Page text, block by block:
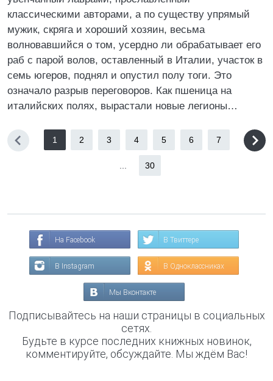
классическими авторами, а по существу упрямый
мужик, скряга и хороший хозяин, весьма
волновавшийся о том, усердно ли обрабатывает его
раб с парой волов, оставленный в Италии, участок в
семь югеров, поднял и опустил полу тоги. Это
означало разрыв переговоров. Как пшеница на
италийских полях, вырастали новые легионы…
1 2 3 4 5 6 7
30
На Facebook В Твиттере
В Instagram В Одноклассниках
Мы Вконтакте
Подписывайтесь на наши страницы в социальных
сетях.
Будьте в курсе последних книжных новинок,
комментируйте, обсуждайте. Мы ждём Вас!